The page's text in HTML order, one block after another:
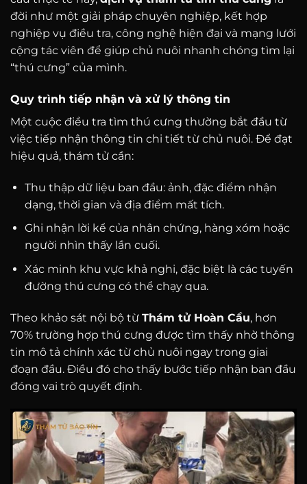
đời như một giải pháp chuyên nghiệp, kết hợp
nghiệp vụ điều tra, công nghệ hiện đại và mạng lưới
cộng tác viên để giúp chủ nuôi nhanh chóng tìm lại
“thú cưng” của mình.
Quy trình tiếp nhận và xử lý thông tin
Một cuộc điều tra tìm thú cưng thường bắt đầu từ
việc tiếp nhận thông tin chi tiết từ chủ nuôi. Để đạt
hiệu quả, thám tử cần:
Thu thập dữ liệu ban đầu: ảnh, đặc điểm nhận
dạng, thời gian và địa điểm mất tích.
Ghi nhận lời kể của nhân chứng, hàng xóm hoặc
người nhìn thấy lần cuối.
Xác minh khu vực khả nghi, đặc biệt là các tuyến
đường thú cưng có thể chạy qua.
Theo khảo sát nội bộ từ Thám tử Hoàn Cầu, hơn
70% trường hợp thú cưng được tìm thấy nhờ thông
tin mô tả chính xác từ chủ nuôi ngay trong giai
đoạn đầu. Điều đó cho thấy bước tiếp nhận ban đầu
đóng vai trò quyết định.